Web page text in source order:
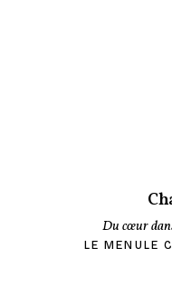
Du cœur
LE MENU LE